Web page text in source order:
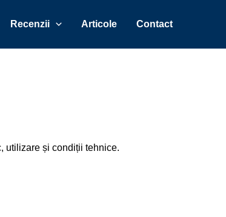
Recenzii Articole Contact
utilizare și condiții tehnice.